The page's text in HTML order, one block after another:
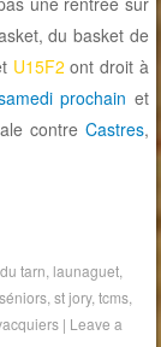
du basket de
U15F2 ont droit à
prochain et
contre Castres,
tarn launaguet
séniors ,st jory,tcms
| Leave a